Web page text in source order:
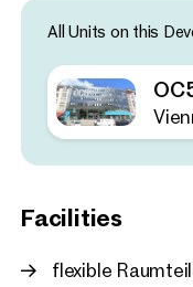
All Units on this
Facilities
flexible